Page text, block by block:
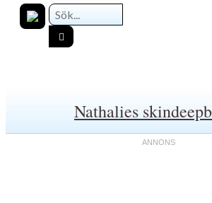
Nathalies